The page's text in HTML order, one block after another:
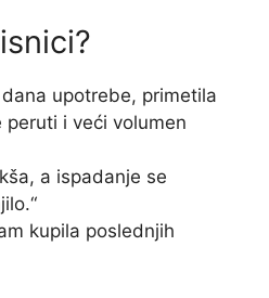
dana upotrebe, primetila
peruti i veći volumen
a ispadanje se
kupila poslednjih